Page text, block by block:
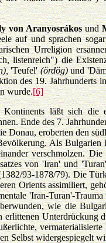
von Aranyosrákosund
auf und sprachen
Urreligion
listenreich") die
'Teufel'(ördög)und
des 19. Jahrhunderts
wurde.[6]
Kontinents läßt sich
Ende des 7.
Donau, eroberten den
Als Bulgarien
verschmolzen.
von 'Iran' und
93-1878/79). Die
Orients assimiliert,
'Iran-Turan'-
wie die
Unterdrückung
Selbst widergespiegelt